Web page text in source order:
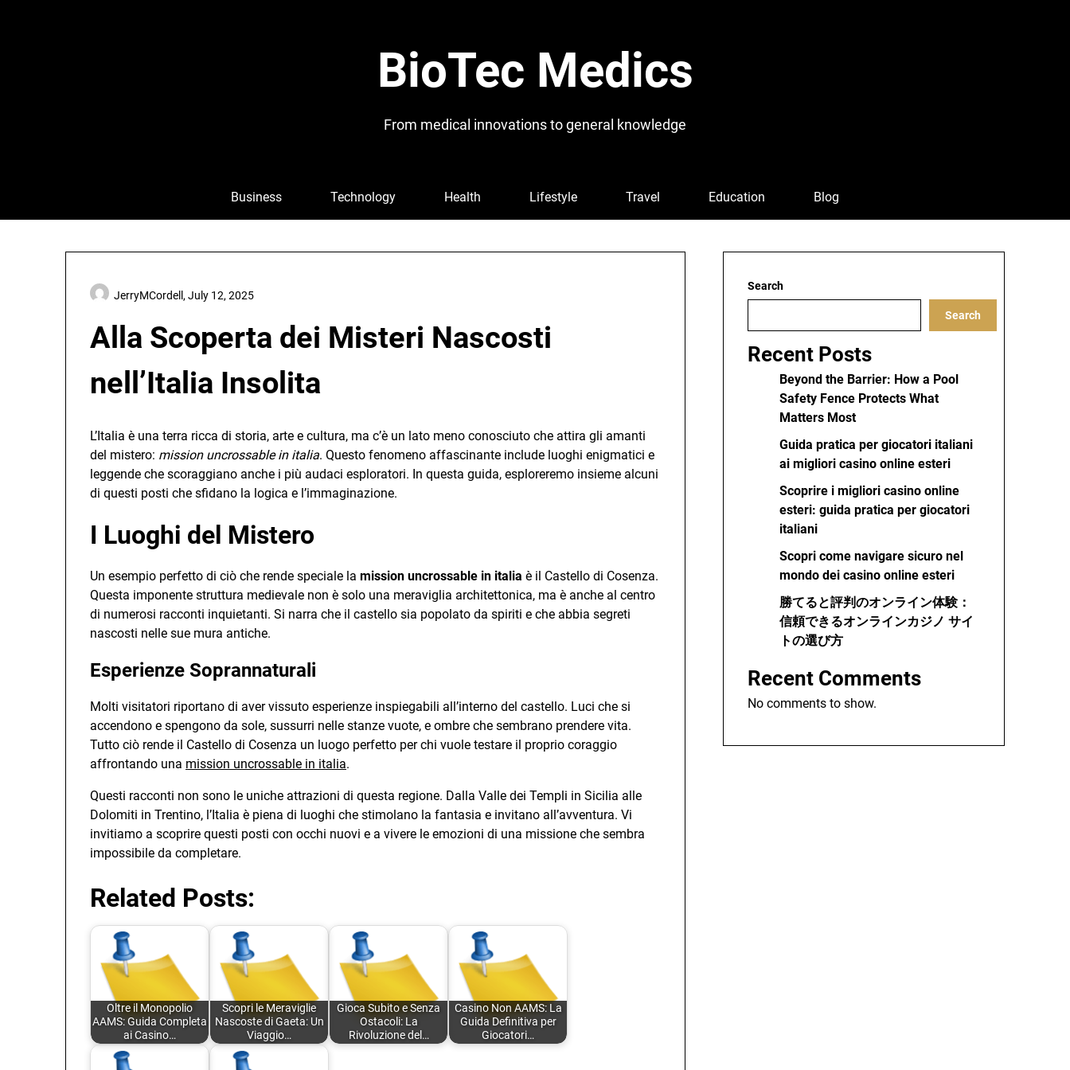
BioTec Medics
From medical innovations to general knowledge
Business Technology Health Lifestyle Travel Education Blog
Alla Scoperta dei Misteri Nascosti
nell’Italia Insolita
JerryMCordell, July 12, 2025
L’Italia è una terra ricca di storia, arte e cultura, ma c’è un lato meno conosciuto che attira gli amanti
del mistero: mission uncrossable in italia. Questo fenomeno affascinante include luoghi enigmatici e
leggende che scoraggiano anche i più audaci esploratori. In questa guida, esploreremo insieme alcuni
di questi posti che sfidano la logica e l’immaginazione.
I Luoghi del Mistero
Un esempio perfetto di ciò che rende speciale la mission uncrossable in italia è il Castello di Cosenza.
Questa imponente struttura medievale non è solo una meraviglia architettonica, ma è anche al centro
di numerosi racconti inquietanti. Si narra che il castello sia popolato da spiriti e che abbia segreti
nascosti nelle sue mura antiche.
Esperienze Soprannaturali
Molti visitatori riportano di aver vissuto esperienze inspiegabili all’interno del castello. Luci che si
accendono e spengono da sole, sussurri nelle stanze vuote, e ombre che sembrano prendere vita.
Tutto ciò rende il Castello di Cosenza un luogo perfetto per chi vuole testare il proprio coraggio
affrontando una mission uncrossable in italia.
Questi racconti non sono le uniche attrazioni di questa regione. Dalla Valle dei Templi in Sicilia alle
Dolomiti in Trentino, l’Italia è piena di luoghi che stimolano la fantasia e invitano all’avventura. Vi
invitiamo a scoprire questi posti con occhi nuovi e a vivere le emozioni di una missione che sembra
impossibile da completare.
Related Posts:
Oltre il Monopolio
AAMS: Guida Completa
ai Casino…
Scopri le Meraviglie
Nascoste di Gaeta: Un
Viaggio…
Gioca Subito e Senza
Ostacoli: La
Rivoluzione del…
Casino Non AAMS: La
Guida Definitiva per
Giocatori…
Search
Search
Recent Posts
Beyond the Barrier: How a Pool
Safety Fence Protects What
Matters Most
Guida pratica per giocatori italiani
ai migliori casino online esteri
Scoprire i migliori casino online
esteri: guida pratica per giocatori
italiani
Scopri come navigare sicuro nel
mondo dei casino online esteri
勝てると評判のオンライン体験：
信頼できるオンラインカジノ サイ
トの選び方
Recent Comments
No comments to show.